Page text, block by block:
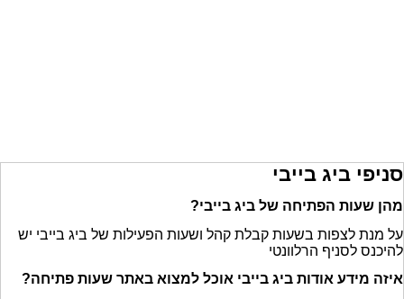
סניפי ביג בייבי
מהן שעות הפתיחה של ביג בייבי?
על מנת לצפות בשעות קבלת קהל ושעות הפעילות של ביג בייבי יש
להיכנס לסניף הרלוונטי
איזה מידע אודות ביג בייבי אוכל למצוא באתר שעות פתיחה?